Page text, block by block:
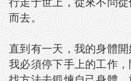
而去。
直到有一天，我的身體
我必須停下手上的工作